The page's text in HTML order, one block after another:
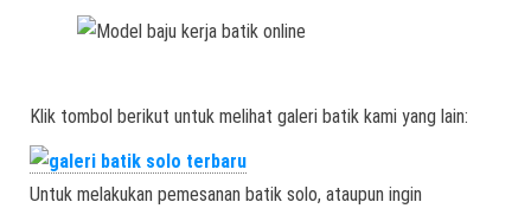
Klik tombol berikut untuk melihat galeri batik kami yang lain:
Untuk melakukan pemesanan batik solo, ataupun ingin